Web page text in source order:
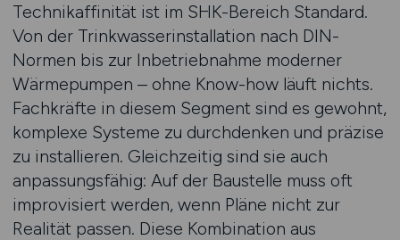
Technikaffinität ist im SHK-Bereich Standard.
Von der Trinkwasserinstallation nach DIN-
Normen bis zur Inbetriebnahme moderner
Wärmepumpen – ohne Know-how läuft nichts.
Fachkräfte in diesem Segment sind es gewohnt,
komplexe Systeme zu durchdenken und präzise
zu installieren. Gleichzeitig sind sie auch
anpassungsfähig: Auf der Baustelle muss oft
improvisiert werden, wenn Pläne nicht zur
Realität passen. Diese Kombination aus